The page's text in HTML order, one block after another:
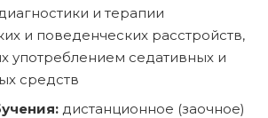
и терапии
и поведенческих расстройств,
употреблением седативных и
средств
дистанционное (заочное)